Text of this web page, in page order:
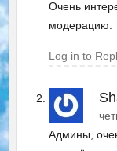
Очень
модерацию.
Log in to
Админы,